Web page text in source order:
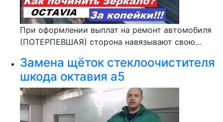
При оформлении выплат на ремонт автомобиля
(ПОТЕРПЕВШАЯ) сторона навязывают свою...
Замена щёток стеклоочистителя
шкода октавия а5